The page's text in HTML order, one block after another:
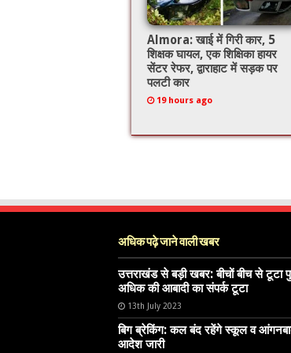
Almora: खाई में गिरी कार, 5
शिक्षक घायल, एक शिक्षिका हायर
सेंटर रेफर, द्वाराहाट में सड़क पर
पलटी कार
19 hours ago
अधिक पढ़े जाने वाली खबर
उत्तराखंड से बड़ी खबर: बीचों बीच से टूटा
अधिक की आबादी का संपर्क टूटा
13th July 2023
बिग ब्रेकिंग: कल बंद रहेंगे स्कूल व
आदेश जारी